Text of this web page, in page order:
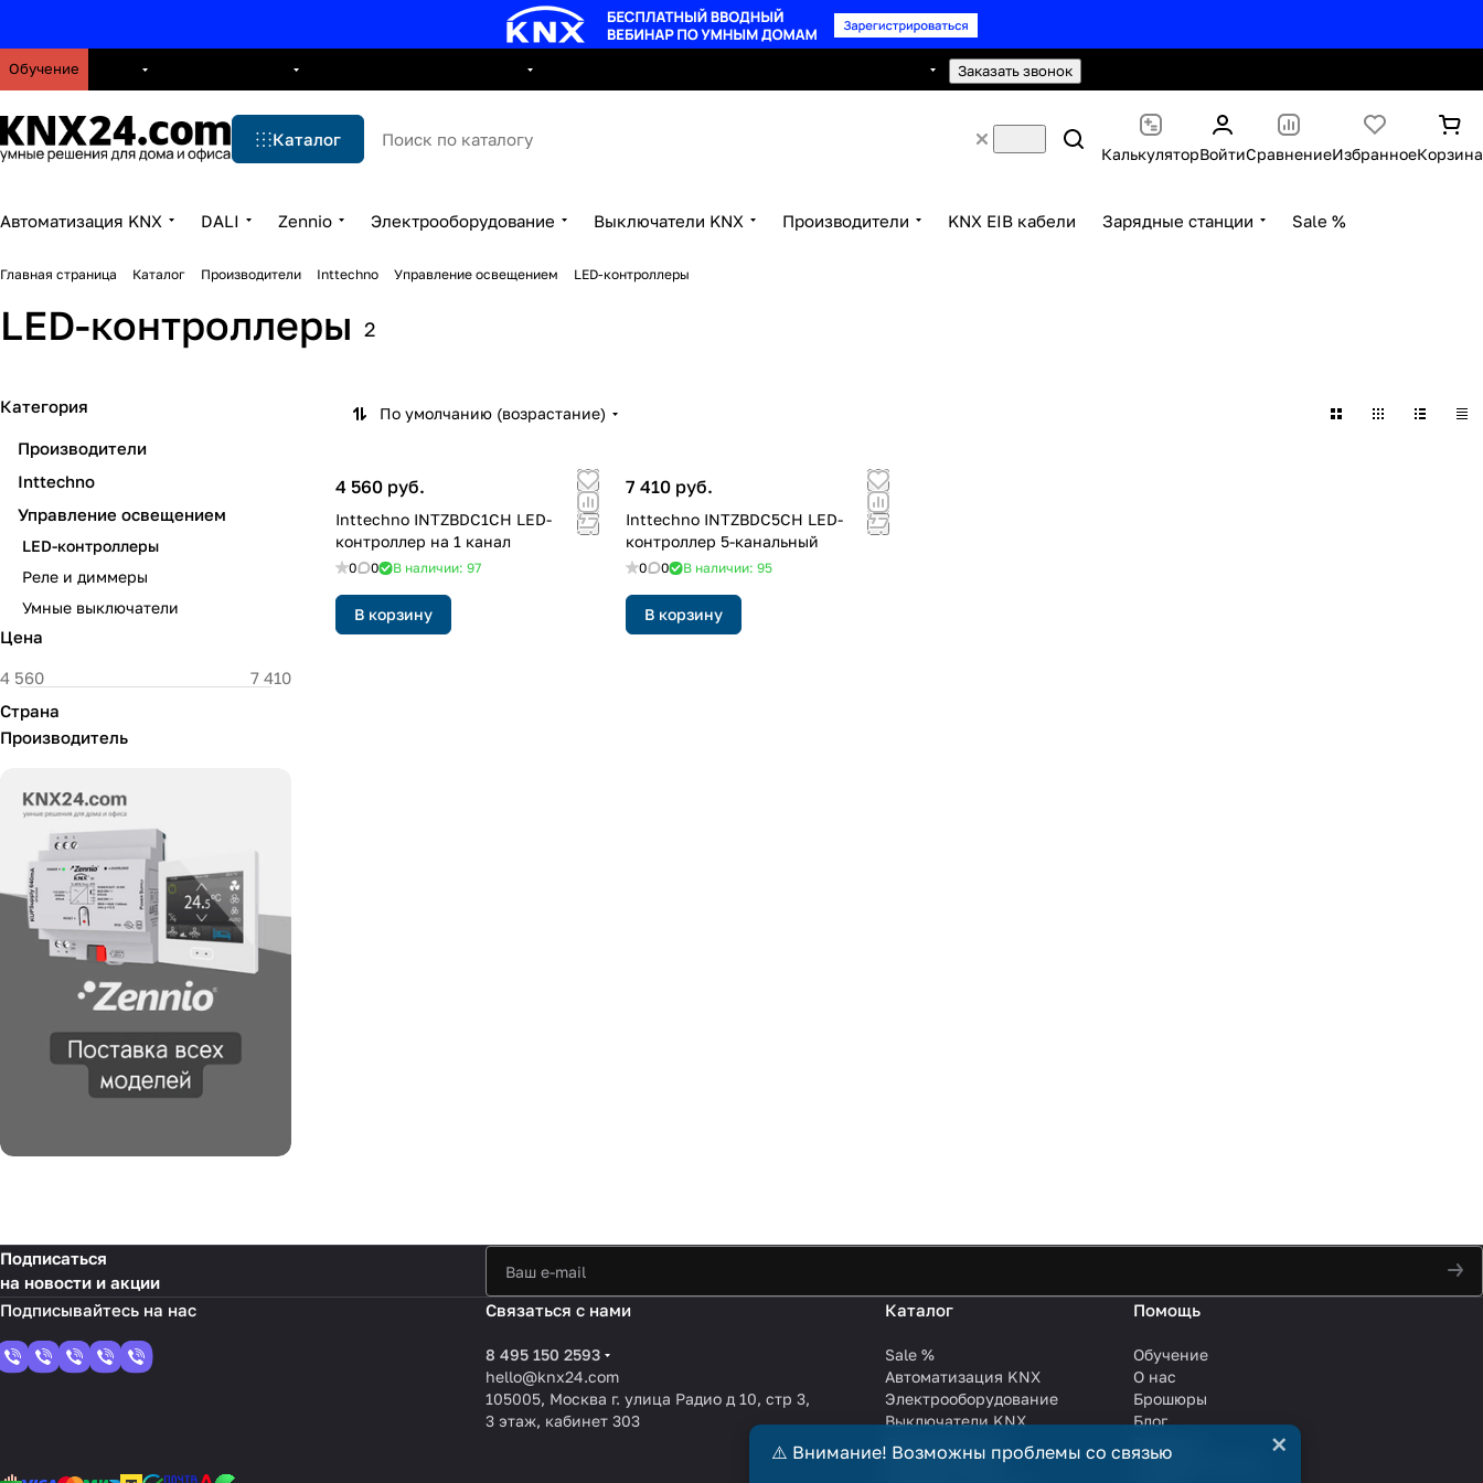
Обучение Заказать звонок
Каталог
КалькуляторВойтиСравнениеИзбранноеКорзина
Автоматизация KNX DALI Zennio Электрооборудование Выключатели KNX Производители KNX EIB кабели Зарядные станции Sale %
Главная страница Каталог Производители Inttechno Управление освещением LED-контроллеры
LED-контроллеры 2
По умолчанию (возрастание)
4 560 руб.
Inttechno INTZBDC1CH LED-
контроллер на 1 канал
0 0 В наличии: 97
В корзину
7 410 руб.
Inttechno INTZBDC5CH LED-
контроллер 5-канальный
0 0 В наличии: 95
В корзину
Категория
Производители
Inttechno
Управление освещением
LED-контроллеры
Реле и диммеры
Умные выключатели
Цена
Страна
Производитель
Подписаться
на новости и акции
Связаться с нами
8 495 150 2593
hello@knx24.com
105005, Москва г. улица Радио д 10, стр 3,
3 этаж, кабинет 303
Каталог
Sale %
Автоматизация KNX
Электрооборудование
Выключатели KNX
Производители
KNX EIB кабели
Помощь
Обучение
О нас
Брошюры
Блог
Сотрудничество
⚠️ Внимание! Возможны проблемы со связью ×